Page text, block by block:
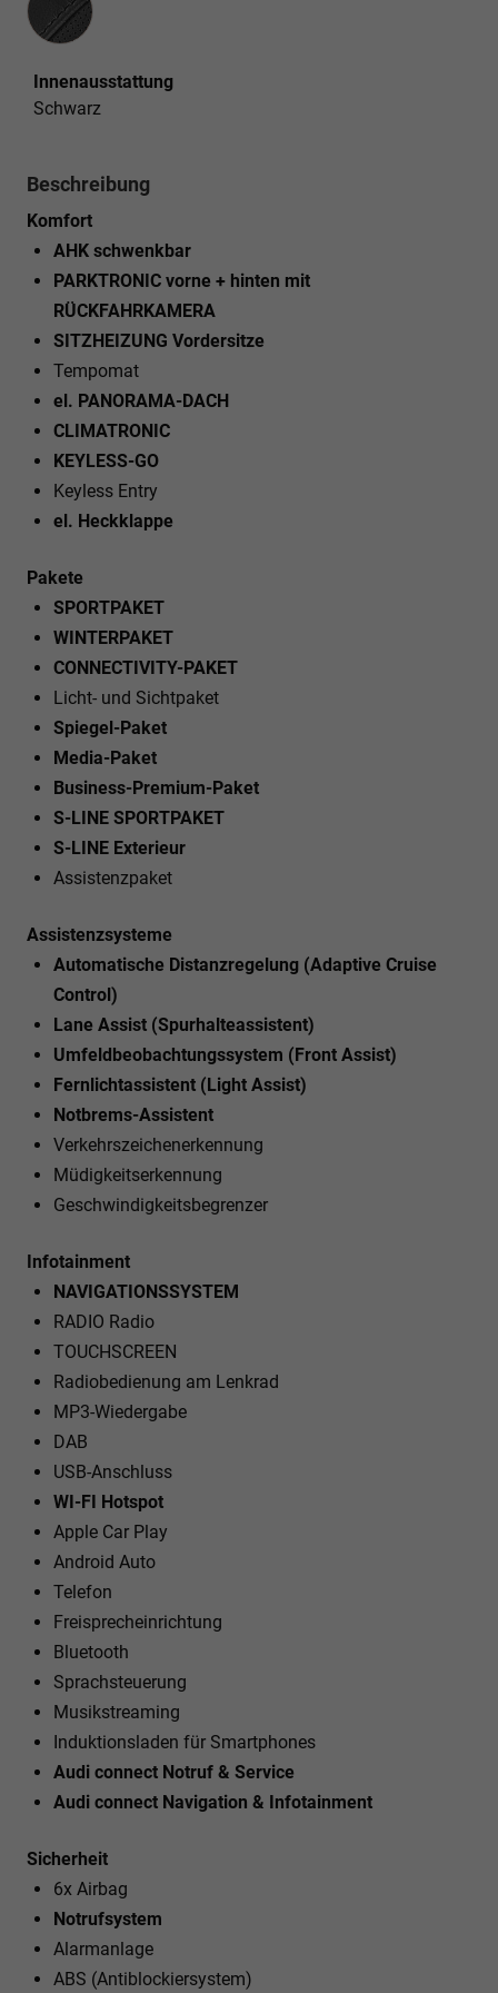
Innenausstattung
Schwarz
Beschreibung
Komfort
AHK schwenkbar
PARKTRONIC vorne + hinten mit
RÜCKFAHRKAMERA
SITZHEIZUNG Vordersitze
Tempomat
el. PANORAMA-DACH
CLIMATRONIC
KEYLESS-GO
Keyless Entry
el. Heckklappe
Pakete
SPORTPAKET
WINTERPAKET
CONNECTIVITY-PAKET
Licht- und Sichtpaket
Spiegel-Paket
Media-Paket
Business-Premium-Paket
S-LINE SPORTPAKET
S-LINE Exterieur
Assistenzpaket
Assistenzsysteme
Automatische Distanzregelung (Adaptive Cruise
Control)
Lane Assist (Spurhalteassistent)
Umfeldbeobachtungssystem (Front Assist)
Fernlichtassistent (Light Assist)
Notbrems-Assistent
Verkehrszeichenerkennung
Müdigkeitserkennung
Geschwindigkeitsbegrenzer
Infotainment
NAVIGATIONSSYSTEM
RADIO Radio
TOUCHSCREEN
Radiobedienung am Lenkrad
MP3-Wiedergabe
DAB
USB-Anschluss
WI-FI Hotspot
Apple Car Play
Android Auto
Telefon
Freisprecheinrichtung
Bluetooth
Sprachsteuerung
Musikstreaming
Induktionsladen für Smartphones
Audi connect Notruf & Service
Audi connect Navigation & Infotainment
Sicherheit
6x Airbag
Notrufsystem
Alarmanlage
ABS (Antiblockiersystem)